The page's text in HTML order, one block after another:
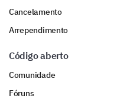
Cancelamento
Arrependimento
Código aberto
Comunidade
Fóruns